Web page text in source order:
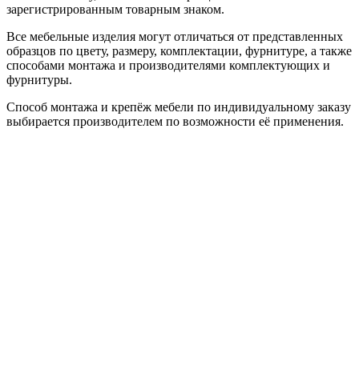
зарегистрированным товарным знаком.
Все мебельные изделия могут отличаться от представленных
образцов по цвету, размеру, комплектации, фурнитуре, а также
способами монтажа и производителями комплектующих и
фурнитуры.
Способ монтажа и крепёж мебели по индивидуальному заказу
выбирается производителем по возможности её применения.